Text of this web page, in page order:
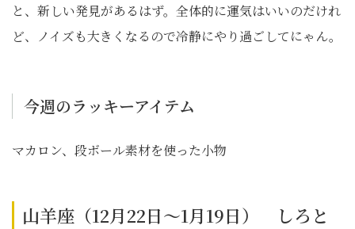
と、新しい発見があるはず。全体的に運気はいいのだけれ
ど、ノイズも大きくなるので冷静にやり過ごしてにゃん。
今週のラッキーアイテム
マカロン、段ボール素材を使った小物
山羊座（12月22日～1月19日） しろと